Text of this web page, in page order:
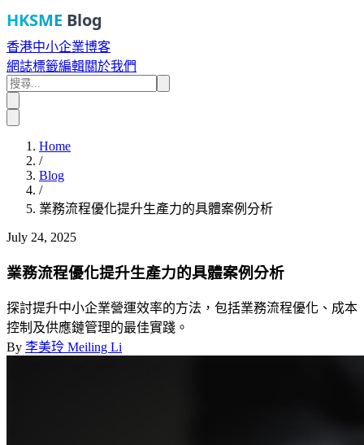
HKSME Blog
香港中小企業博客
網誌標籤編輯關於我們
Home
/
Blog
/
業務流程優化提升生產力的具體案例分析
July 24, 2025
業務流程優化提升生產力的具體案例分析
探討提升中小企業營運效率的方法，包括業務流程優化、成本
控制及供應鏈管理的最佳實踐。
By 李美玲 Meiling Li